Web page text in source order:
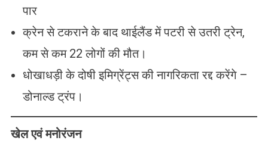
पार
क्रेन से टकराने के बाद थाईलैंड में पटरी से उतरी ट्रेन,
कम से कम 22 लोगों की मौत।
धोखाधड़ी के दोषी इमिग्रेंट्स की नागरिकता रद्द करेंगे –
डोनाल्ड ट्रंप।
खेल एवं मनोरंजन